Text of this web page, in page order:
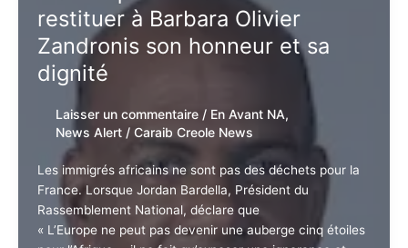
Olivier
Zandronis
doit
retrouver
heures
Martinique. RCI se doit de
restituer à Barbara Olivier
Zandronis son honneur et sa
dignité
Laisser un commentaire En Avant NA
News Alert/Caraib Creole News
Les immigrés africains ne sont pas des déchets pour
la France. Lorsque Jordan Bardella, Président du
Rassemblement National, déclare que
Abonnez-vous à la Newsletter pour ne rien
E-mail*